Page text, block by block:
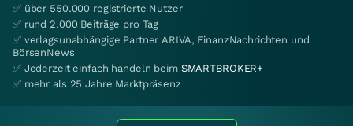
✅ über 550.000 registrierte Nutzer
✅ rund 2.000 Beiträge pro Tag
✅ verlagsunabhängige Partner ARIVA, FinanzNachrichten und
BörsenNews
✅ Jederzeit einfach handeln beim SMARTBROKER+
✅ mehr als 25 Jahre Marktpräsenz